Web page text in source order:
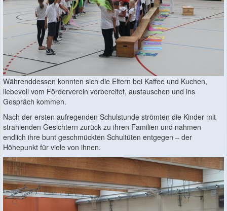
Währenddessen konnten sich die Eltern bei Kaffee und Kuchen,
liebevoll vom Förderverein vorbereitet, austauschen und ins
Gespräch kommen.
Nach der ersten aufregenden Schulstunde strömten die Kinder mit
strahlenden Gesichtern zurück zu ihren Familien und nahmen
endlich ihre bunt geschmückten Schultüten entgegen – der
Höhepunkt für viele von ihnen.